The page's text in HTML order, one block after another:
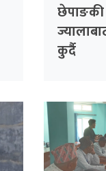
छेपाङकी
कुर्दै